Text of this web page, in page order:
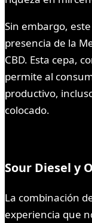
Sin embargo,
presencia de la
CBD. Esta cepa,
permite al
productivo,
colocado.
Sour Diesel y
La combinación
experiencia que